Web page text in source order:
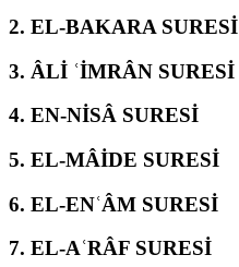
2. EL-BAKARA SURESİ
3. ÂLİ ʿİMRÂN SURESİ
4. EN-NİSÂ SURESİ
5. EL-MÂİDE SURESİ
6. EL-ENʿÂM SURESİ
7. EL-AʿRÂF SURESİ